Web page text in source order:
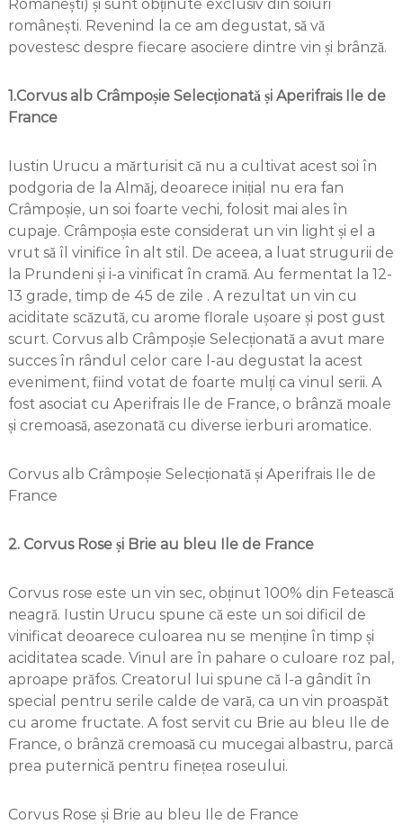
Românești) și sunt obținute exclusiv din soiuri
românești. Revenind la ce am degustat, să vă
povestesc despre fiecare asociere dintre vin și brânză.
1.Corvus alb Crâmpoșie Selecționată și Aperifrais Ile de
France
Iustin Urucu a mărturisit că nu a cultivat acest soi în
podgoria de la Almăj, deoarece inițial nu era fan
Crâmpoșie, un soi foarte vechi, folosit mai ales în
cupaje. Crâmpoșia este considerat un vin light și el a
vrut să îl vinifice în alt stil. De aceea, a luat strugurii de
la Prundeni și i-a vinificat în cramă. Au fermentat la 12-
13 grade, timp de 45 de zile . A rezultat un vin cu
aciditate scăzută, cu arome florale ușoare și post gust
scurt. Corvus alb Crâmpoșie Selecționată a avut mare
succes în rândul celor care l-au degustat la acest
eveniment, fiind votat de foarte mulți ca vinul serii. A
fost asociat cu Aperifrais Ile de France, o brânză moale
și cremoasă, asezonată cu diverse ierburi aromatice.
Corvus alb Crâmpoșie Selecționată și Aperifrais Ile de
France
2. Corvus Rose și Brie au bleu Ile de France
Corvus rose este un vin sec, obținut 100% din Fetească
neagră. Iustin Urucu spune că este un soi dificil de
vinificat deoarece culoarea nu se menține în timp și
aciditatea scade. Vinul are în pahare o culoare roz pal,
aproape prăfos. Creatorul lui spune că l-a gândit în
special pentru serile calde de vară, ca un vin proaspăt
cu arome fructate. A fost servit cu Brie au bleu Ile de
France, o brânză cremoasă cu mucegai albastru, parcă
prea puternică pentru finețea roseului.
Corvus Rose și Brie au bleu Ile de France